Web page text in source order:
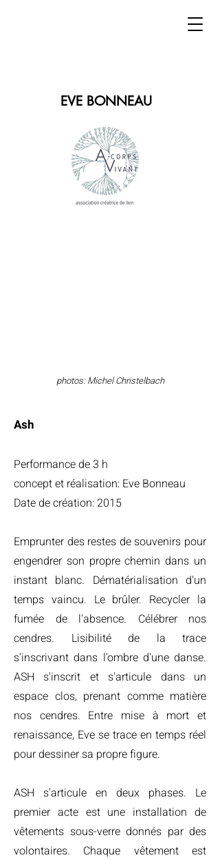
EVE BONNEAU
photos: Michel Christelbach
Ash
Performancede 3 h
concept et réalisation: Eve Bonneau
Date de création: 2015
Emprunter des restes de souvenirs pour
engendrer son propre chemin dans un
instant blanc. Dématérialisation d'un
temps vaincu. Le brûler. Recycler la
fumée de l'absence. Célébrer nos
cendres. Lisibilité de la trace
s'inscrivant dans l'ombre d'une danse.
ASH s'inscrit et s'articule dans un
espace clos, prenant comme matière
nos cendres. Entre mise à mort et
renaissance, Eve se trace en temps réel
pour dessiner sa propre figure.
ASH s'articule en deux phases. Le
premier acte est une installation de
vêtements sous-verre donnés par des
volontaires. Chaque vêtement est